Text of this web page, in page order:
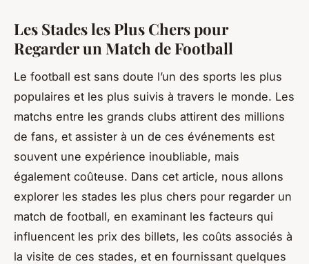
Les Stades les Plus Chers pour
Regarder un Match de Football
Le football est sans doute l’un des sports les plus
populaires et les plus suivis à travers le monde. Les
matchs entre les grands clubs attirent des millions
de fans, et assister à un de ces événements est
souvent une expérience inoubliable, mais
également coûteuse. Dans cet article, nous allons
explorer les stades les plus chers pour regarder un
match de football, en examinant les facteurs qui
influencent les prix des billets, les coûts associés à
la visite de ces stades, et en fournissant quelques